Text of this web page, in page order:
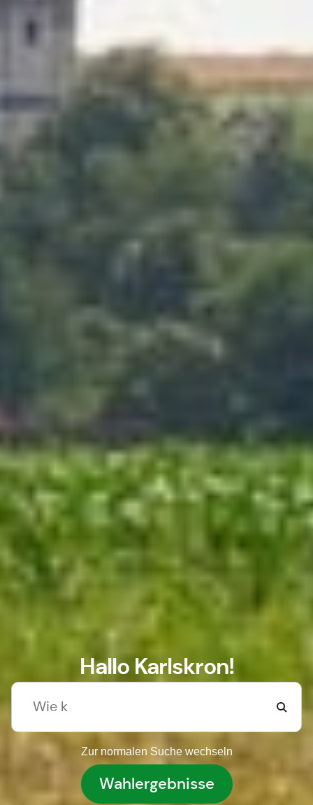
Hallo Karlskron!
Zur normalen Suche wechseln
Wahlergebnisse